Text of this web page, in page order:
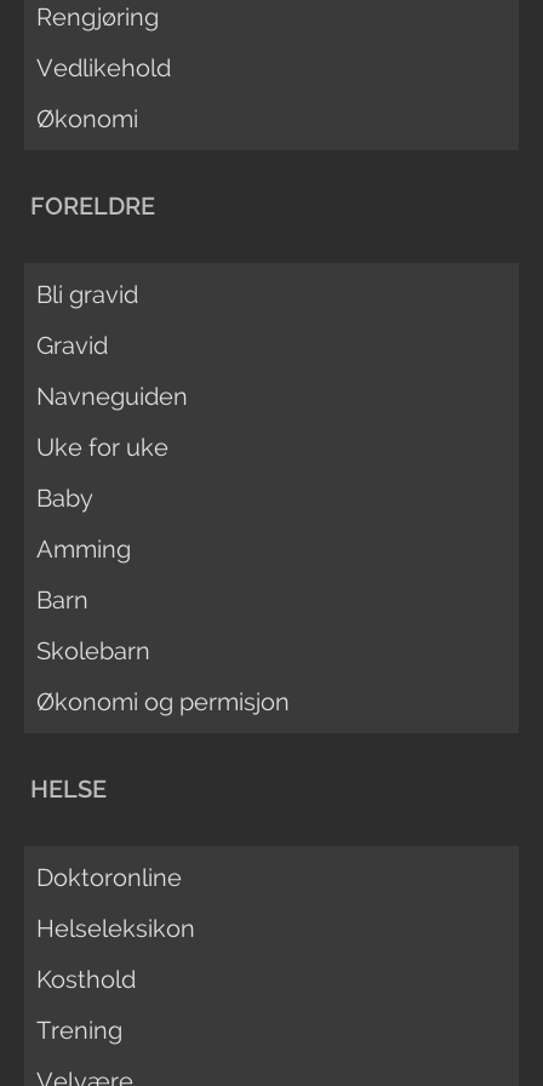
Rengjøring
Vedlikehold
Økonomi
FORELDRE
Bli gravid
Gravid
Navneguiden
Uke for uke
Baby
Amming
Barn
Skolebarn
Økonomi og permisjon
HELSE
Doktoronline
Helseleksikon
Kosthold
Trening